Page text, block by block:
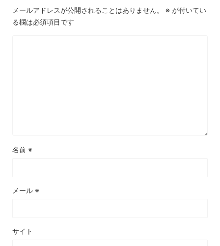
メールアドレスが公開されることはありません。 ※ が付いてい
る欄は必須項目です
名前 ※
メール ※
サイト